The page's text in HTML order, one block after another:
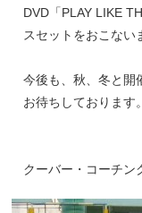
DVD「PLAY LIKE
スセットをおこない
今後も、秋、冬と開
お待ちしております。
クーバー・コーチン